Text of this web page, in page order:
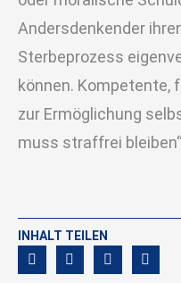
Andersdenkender
Sterbeprozess
können. Kompetente,
zur Ermöglichung
muss straffrei
INHALT TEILEN